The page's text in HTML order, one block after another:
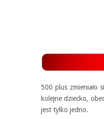
500 plus zmieniało
kolejne dziecko,
jest tylko jedno.